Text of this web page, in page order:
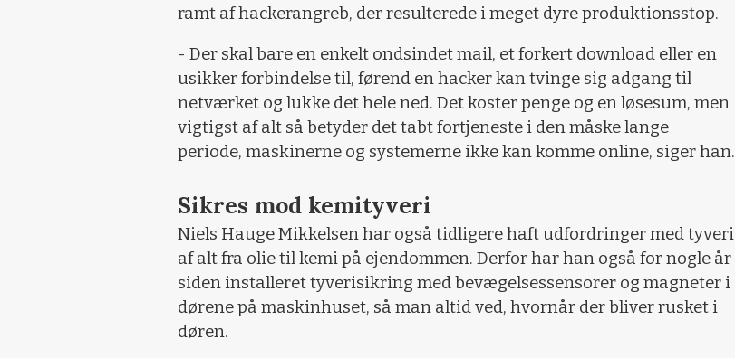
ramt af hackerangreb, der resulterede i meget dyre produktionsstop.
- Der skal bare en enkelt ondsindet mail, et forkert download eller en
usikker forbindelse til, førend en hacker kan tvinge sig adgang til
netværket og lukke det hele ned. Det koster penge og en løsesum, men
vigtigst af alt så betyder det tabt fortjeneste i den måske lange
periode, maskinerne og systemerne ikke kan komme online, siger han.
Sikres mod kemityveri
Niels Hauge Mikkelsen har også tidligere haft udfordringer med tyveri
af alt fra olie til kemi på ejendommen. Derfor har han også for nogle år
siden installeret tyverisikring med bevægelsessensorer og magneter i
dørene på maskinhuset, så man altid ved, hvornår der bliver rusket i
døren.